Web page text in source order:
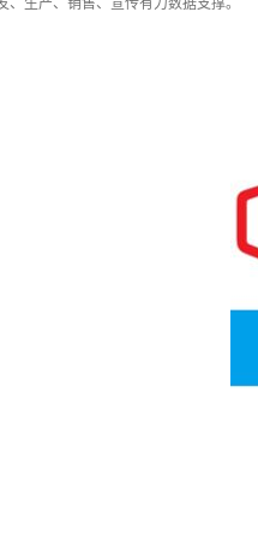
产、销售、宣传有力数据支撑。